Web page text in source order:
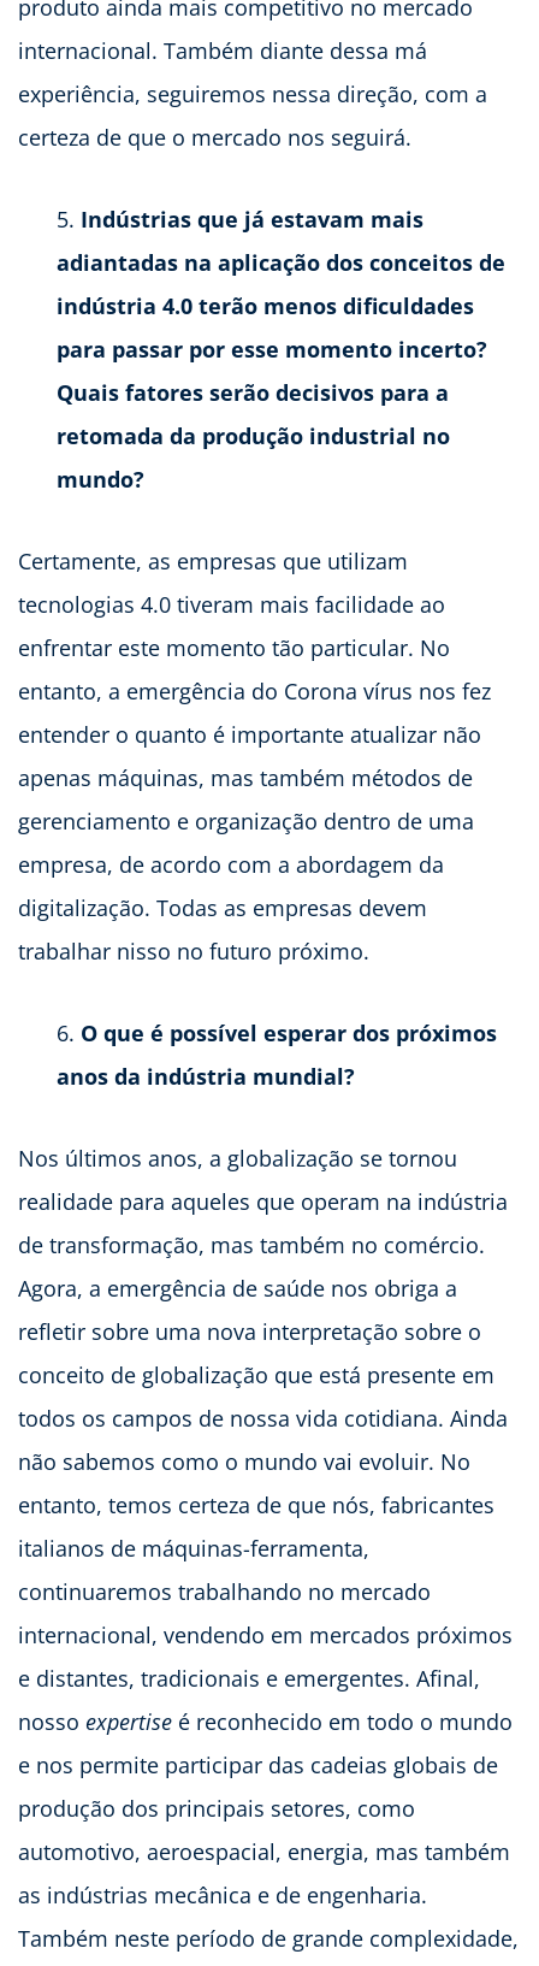
produto ainda mais competitivo no mercado
internacional. Também diante dessa má
experiência, seguiremos nessa direção, com a
certeza de que o mercado nos seguirá.
Indústrias que já estavam mais
adiantadas na aplicação dos conceitos de
indústria 4.0 terão menos dificuldades
para passar por esse momento incerto?
Quais fatores serão decisivos para a
retomada da produção industrial no
mundo?
Certamente, as empresas que utilizam
tecnologias 4.0 tiveram mais facilidade ao
enfrentar este momento tão particular. No
entanto, a emergência do Corona vírus nos fez
entender o quanto é importante atualizar não
apenas máquinas, mas também métodos de
gerenciamento e organização dentro de uma
empresa, de acordo com a abordagem da
digitalização. Todas as empresas devem
trabalhar nisso no futuro próximo.
O que é possível esperar dos próximos
anos da indústria mundial?
Nos últimos anos, a globalização se tornou
realidade para aqueles que operam na indústria
de transformação, mas também no comércio.
Agora, a emergência de saúde nos obriga a
refletir sobre uma nova interpretação sobre o
conceito de globalização que está presente em
todos os campos de nossa vida cotidiana. Ainda
não sabemos como o mundo vai evoluir. No
entanto, temos certeza de que nós, fabricantes
italianos de máquinas-ferramenta,
continuaremos trabalhando no mercado
internacional, vendendo em mercados próximos
e distantes, tradicionais e emergentes. Afinal,
nosso expertise é reconhecido em todo o mundo
e nos permite participar das cadeias globais de
produção dos principais setores, como
automotivo, aeroespacial, energia, mas também
as indústrias mecânica e de engenharia.
Também neste período de grande complexidade,